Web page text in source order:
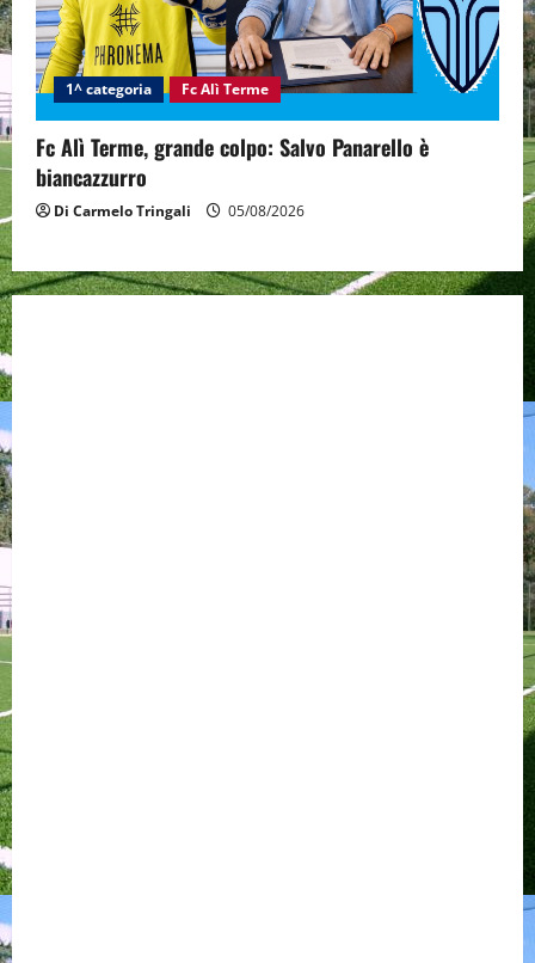
1^ categoria Fc Alì Terme
Fc Alì Terme, grande colpo: Salvo Panarello è
biancazzurro
Di Carmelo Tringali 05/08/2026